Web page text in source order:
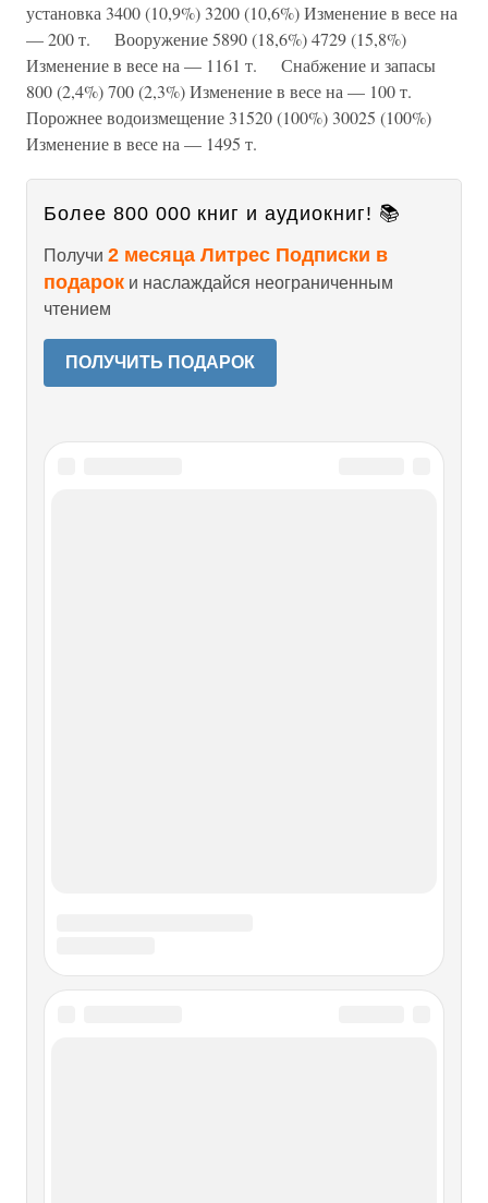
установка 3400 (10,9%) 3200 (10,6%) Изменение в весе на
— 200 т. Вооружение 5890 (18,6%) 4729 (15,8%)
Изменение в весе на — 1161 т. Снабжение и запасы
800 (2,4%) 700 (2,3%) Изменение в весе на — 100 т.
Порожнее водоизмещение 31520 (100%) 30025 (100%)
Изменение в весе на — 1495 т.
Более 800 000 книг и аудиокниг! 📚
Получи 2 месяца Литрес Подписки в
подарок и наслаждайся неограниченным
чтением
ПОЛУЧИТЬ ПОДАРОК